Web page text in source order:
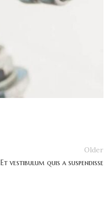
Older
Et vestibulum quis a suspendisse